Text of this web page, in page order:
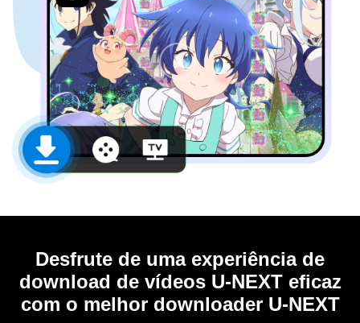
Desfrute de uma experiência de
download de vídeos U-NEXT eficaz
com o melhor downloader U-NEXT